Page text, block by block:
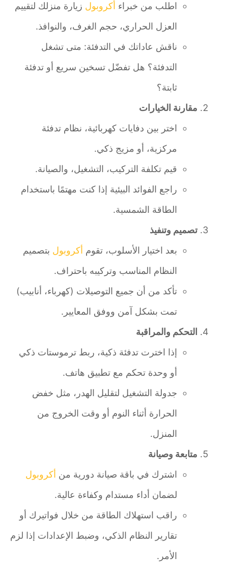
اطلب من خبراء أكروبولزيارة منزلك لتقييم
العزل الحراري، حجم الغرف، والنوافذ.
ناقش عاداتك في التدفئة: متى تشغل
التدفئة؟ هل تفضّل تسخين سريع أو تدفئة
ثابتة؟
مقارنة الخيارات
اختر بين دفايات كهربائية، نظام تدفئة
مركزية، أو مزيج ذكي.
قيم تكلفة التركيب، التشغيل، والصيانة.
راجع الفوائد البيئية إذا كنت مهتمًا باستخدام
الطاقة الشمسية.
تصميم وتنفيذ
بعد اختيار الأسلوب، تقومأكروبولبتصميم
النظام المناسب وتركيبه باحتراف.
تأكد من أن جميع التوصيلات (كهرباء، أنابيب)
تمت بشكل آمن ووفق المعايير.
التحكم والمراقبة
إذا اخترت تدفئة ذكية، ربط ترموستات ذكي
أو وحدة تحكم مع تطبيق هاتف.
جدولة التشغيل لتقليل الهدر، مثل خفض
الحرارة أثناء النوم أو وقت الخروج من
المنزل.
متابعة وصيانة
اشترك في باقة صيانة دورية منأكروبول
لضمان أداء مستدام وكفاءة عالية.
راقب استهلاك الطاقة من خلال فواتيرك أو
تقارير النظام الذكي، وضبط الإعدادات إذا لزم
الأمر.